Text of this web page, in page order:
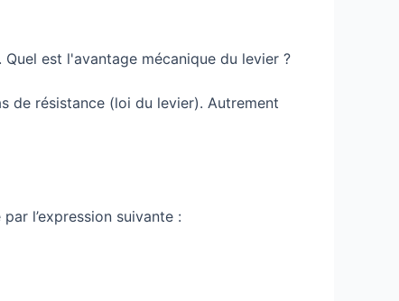
est l'avantage mécanique du levier ?
de résistance (loi du levier). Autrement
l’expression suivante :